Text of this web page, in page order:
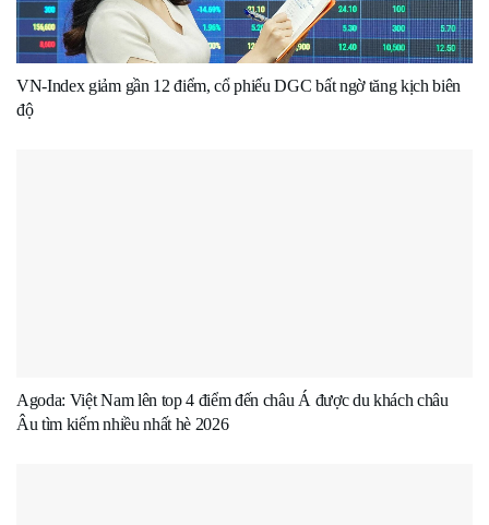
VN-Index giảm gần 12 điểm, cổ phiếu DGC bất ngờ tăng kịch biên
độ
Agoda: Việt Nam lên top 4 điểm đến châu Á được du khách châu
Âu tìm kiếm nhiều nhất hè 2026